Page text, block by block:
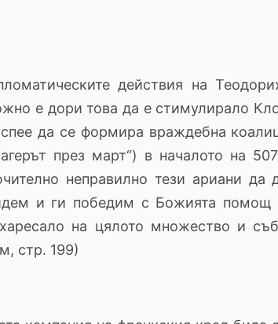
действия на
е дори това да е стимулирало
да се формира враждебна
през март“) в началото на
неправилно тези ариани да
и ги победим с Божията помощ
на цялото множество и
стр. 199)